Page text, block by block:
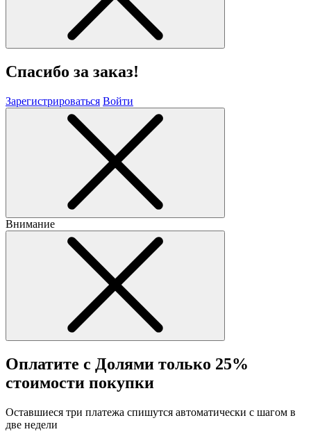
Спасибо за заказ!
Зарегистрироваться Войти
Внимание
Оплатите с Долями только 25%
стоимости покупки
Оставшиеся три платежа спишутся автоматически с шагом в
две недели